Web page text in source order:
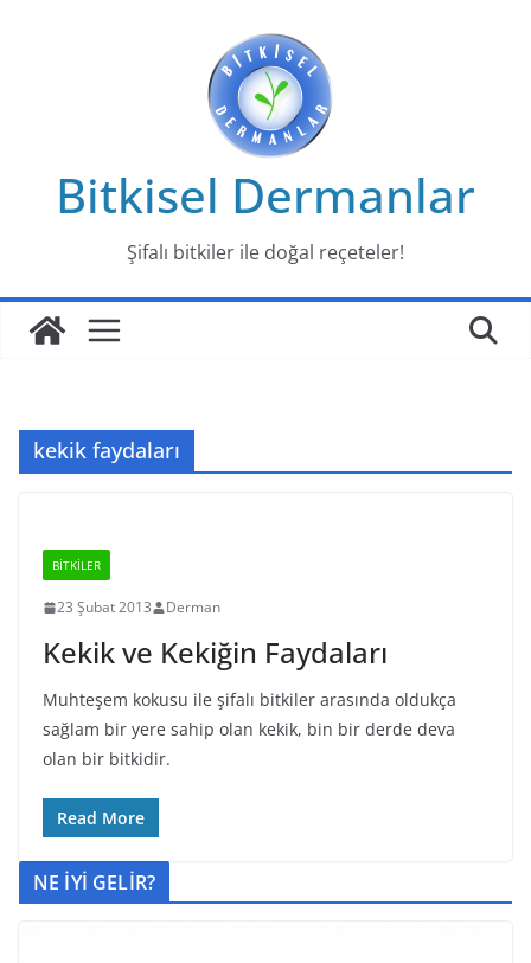
Bitkisel Dermanlar
Şifalı bitkiler ile doğal reçeteler!
kekik faydaları
BİTKİLER
23 Şubat 2013 Derman
Kekik ve Kekiğin Faydaları
Muhteşem kokusu ile şifalı bitkiler arasında oldukça
sağlam bir yere sahip olan kekik, bin bir derde deva
olan bir bitkidir.
Read More
NE İYİ GELİR?